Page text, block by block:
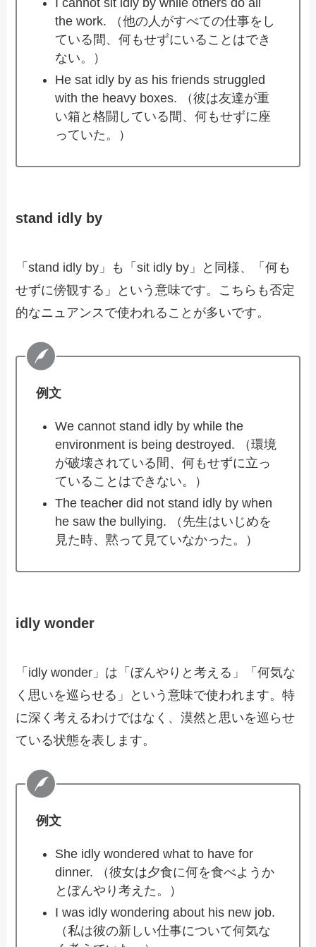
I cannot sit idly by while others do all
the work. （他の人がすべての仕事をし
ている間、何もせずにいることはでき
ない。）
He sat idly by as his friends struggled
with the heavy boxes. （彼は友達が重
い箱と格闘している間、何もせずに座
っていた。）
stand idly by
「stand idly by」も「sit idly by」と同様、「何も
せずに傍観する」という意味です。こちらも否定
的なニュアンスで使われることが多いです。
例文
We cannot stand idly by while the
environment is being destroyed. （環境
が破壊されている間、何もせずに立っ
ていることはできない。）
The teacher did not stand idly by when
he saw the bullying. （先生はいじめを
見た時、黙って見ていなかった。）
idly wonder
「idly wonder」は「ぼんやりと考える」「何気な
く思いを巡らせる」という意味で使われます。特
に深く考えるわけではなく、漠然と思いを巡らせ
ている状態を表します。
例文
She idly wondered what to have for
dinner. （彼女は夕食に何を食べようか
とぼんやり考えた。）
I was idly wondering about his new job.
（私は彼の新しい仕事について何気な